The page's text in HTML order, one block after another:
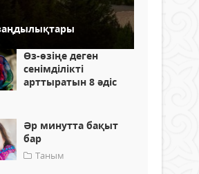
Өз-өзіңе деген
сенімділікті
арттыратын 8 әдіс
Әр минутта бақыт
бар
Таным